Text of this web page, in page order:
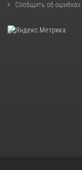
Сообщить об ошибках